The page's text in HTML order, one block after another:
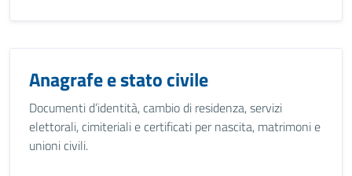
Anagrafe e stato civile
Documenti d’identità, cambio di residenza, servizi
elettorali, cimiteriali e certificati per nascita, matrimoni e
unioni civili.